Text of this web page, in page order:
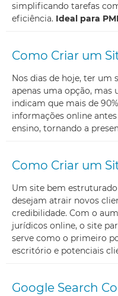
simplificando tarefas
eficiência. Ideal para
Como Criar um
Nos dias de hoje, ter um
apenas uma opção, mas
indicam que mais de
informações online
ensino, tornando a
Como Criar um
Um site bem
desejam atrair novos
credibilidade. Com o
jurídicos online, o site
serve como o primeiro
escritório e potenciais
Google Search